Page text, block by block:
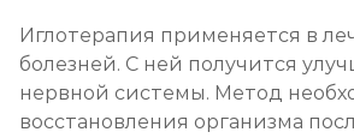
Кодирование дисульфирамом
от 3 500 ₽
Иглотерапия применяется в
болезней. С ней получится
нервной системы. Метод
восстановления организма